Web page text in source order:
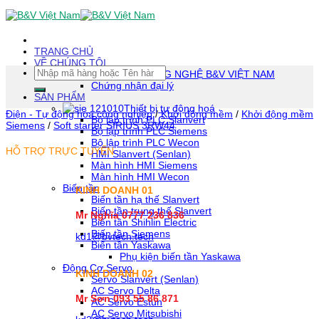
Skip
To
(tạm
dịch)
TRANG CHỦ
VỀ CHÚNG TÔI
CÔNG TY TNHH CÔNG NGHỆ B&V VIỆT NAM
Chứng nhận đại lý
SẢN PHẨM
Thiết bị tự động hoá
Bộ lập trình PLC Slanvert
Bộ lập trình PLC Siemens
Bộ lập trình PLC Wecon
HMI Slanvert (Senlan)
Màn hình HMI Siemens
Màn hình HMI Wecon
Biến tần
Biến tần hạ thế Slanvert
Biến tần trung thế Slanvert
Biến tần Shihlin Electric
Biến tần Siemens
Biến tần Yaskawa
Phụ kiện biến tần Yaskawa
Động Cơ Servo
Servo Slanvert (Senlan)
AC Servo Delta
AC Servo Estun
AC Servo Mitsubishi
Tìm
kiếm:
Điện - Tự động hóa công nghiệp / Khởi động mềm / Khởi động mềm
Siemens / Soft starter SIRIUS 3RW44
HỖ TRỢ TRỰC TUYẾN
KINH DOANH 01
Mr Nghĩa 0777 236 836
kd1@bvtech.tech
KINH DOANH 02
Mr Sơn093 55 86 871